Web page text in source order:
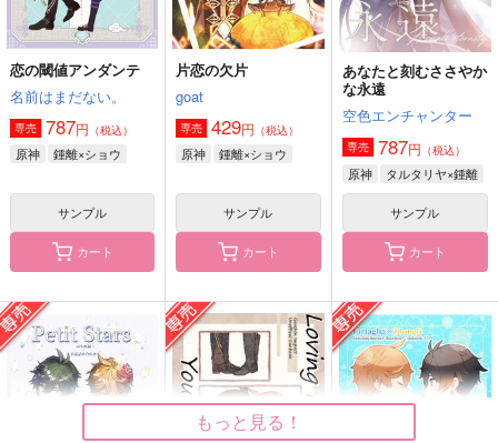
千年の病
あずみの
629円 （税込）
鍾離×ショウ
サンプル
作品詳細
BLINK
御祭奉行
944円 （税込）
タルタリヤ×鍾離
サンプル
作品詳細
センセイセンセーショ
ン
かなゆき
1,415円 （税込）
タルタリヤ×鍾離
サンプル
作品詳細
サンプル サンプル
カート
サンプル
カート
ゼンレスゾーンゼロス
テッカー（リン・雲嶽
山衣装）
G.G.W
ゼンレスゾーンゼロス
テッカー（アキラ・雲
嶽山衣装）
G.G.W
専売 330円（税込）
恋の閾値アンダンテ
名前はまだない。
専売 787円 （税込）
原神 鍾離×ショウ
サンプル
カート
片恋の欠片
goat
専売 429円 （税込）
原神 鍾離×ショウ
サンプル
カート
あなたと刻むささやか
な永遠
空色エンチャンター
専売 787円 （税込）
原神 タルタリヤ×鍾離
サンプル
カート
もっと見る！